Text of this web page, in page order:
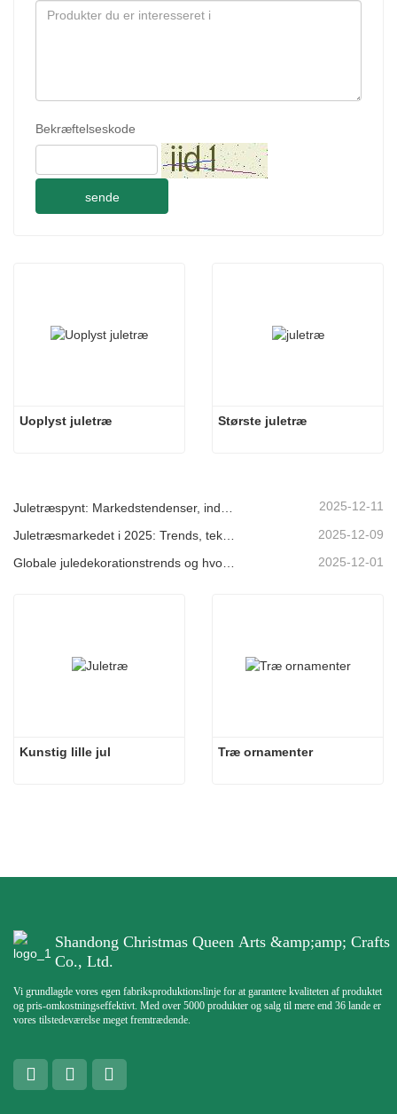
Bekræftelseskode
sende
Uoplyst juletræ Største juletræ
2025-12-11
2025-12-09
2025-12-01
Kunstig lille jul Træ ornamenter
Shandong Christmas Queen Arts &amp;amp; Crafts
Co., Ltd.
Vi grundlagde vores egen fabriksproduktionslinje for at garantere kvaliteten af ​​produktet
og pris-omkostningseffektivt. Med over 5000 produkter og salg til mere end 36 lande er
vores tilstedeværelse meget fremtrædende.